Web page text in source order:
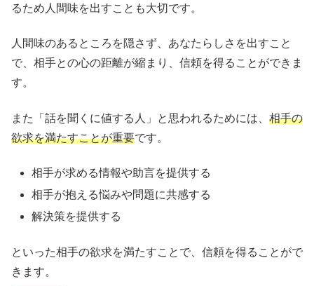
るため人間味を出すことも大切です。
人間味のあるところを隠さず、あなたらしさを出すこと
で、相手との心の距離が縮まり、信頼を得ることができま
す。
また「話を聞くに値する人」と思われるためには、 相手の
欲求を満たすことが重要です。
相手が求める情報や助言を提供する
相手が抱える悩みや問題に共感する
解決策を提供する
といった相手の欲求を満たすことで、信頼を得ることがで
きます。